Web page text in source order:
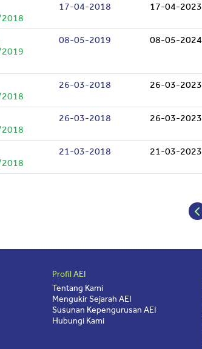
17-04-2018 17-04-2023
08-05-2019 08-05-2024
26-03-2018 26-03-2023
26-03-2018 26-03-2023
21-03-2018 21-03-2023
Profil AEI
Tentang Kami
Mengukir Sejarah AEI
Susunan Kepengurusan AEI
Hubungi Kami